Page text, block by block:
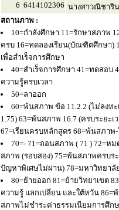
6 6414102306 นางสาวณิชาริ
สถานภาพ :
10=กำลังศึกษา 11=รักษาสภาพ
ครบ 16=ทดลองเรียน(บัณฑิตศึกษา)
เพื่อสำเร็จการศึกษา
40=สำเร็จการศึกษา 41=ทดสอบ
ความรู้ครบเวลา
50=ลาออก
60=พ้นสภาพ ข้อ 11.2.2 (ไม่ลงท
1.75) 63=พ้นสภาพ 16.7 (ครบระยะ
67=เรียนครบหลักสูตร 68=พ้นสภา
70=- 71=ถอนสภาพ ( 71 ) 72=
สภาพ (รอบสอง) 75=พ้นสภาพครบ
ปัญหาพิเศษไม่ผ่าน) 78=มหาวิทยา
80=ย้ายออก 81=ย้ายวิทยาเขต
ความรู้ แลกเปลี่ยน และใต้หวัน
สภาพไม่ชำระค่าธรรมเนียมการศึก